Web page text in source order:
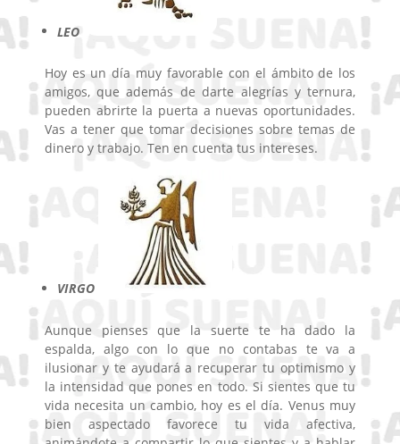
LEO
Hoy es un día muy favorable con el ámbito de los
amigos, que además de darte alegrías y ternura,
pueden abrirte la puerta a nuevas oportunidades.
Vas a tener que tomar decisiones sobre temas de
dinero y trabajo. Ten en cuenta tus intereses.
VIRGO
Aunque pienses que la suerte te ha dado la
espalda, algo con lo que no contabas te va a
ilusionar y te ayudará a recuperar tu optimismo y
la intensidad que pones en todo. Si sientes que tu
vida necesita un cambio, hoy es el día. Venus muy
bien aspectado favorece tu vida afectiva,